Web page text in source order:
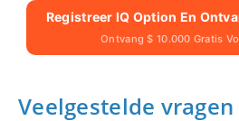
Registreer IQ Option En
Ontvang $ 10.000 Gratis
Veelgestelde vragen